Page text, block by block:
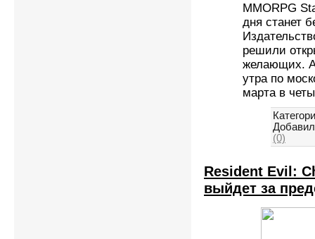
MMORPG
дня станет
решили
желающих.
утра по
марта в
(0)
Resident Evil:
выйдет за